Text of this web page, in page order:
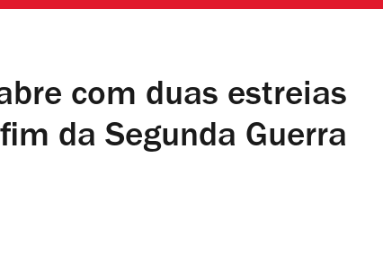
com duas estreias
da Segunda Guerra